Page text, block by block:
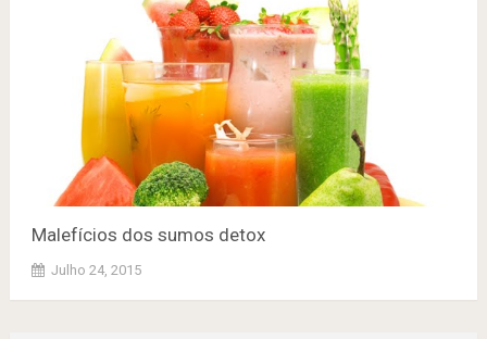
Malefícios dos sumos detox
Julho 24, 2015